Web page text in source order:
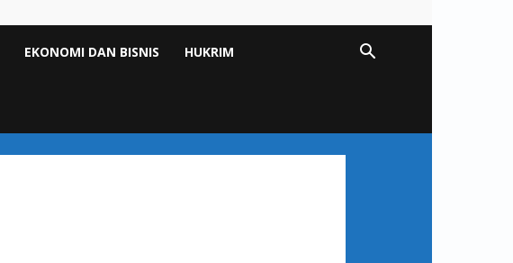
EKONOMI DAN BISNIS HUKRIM